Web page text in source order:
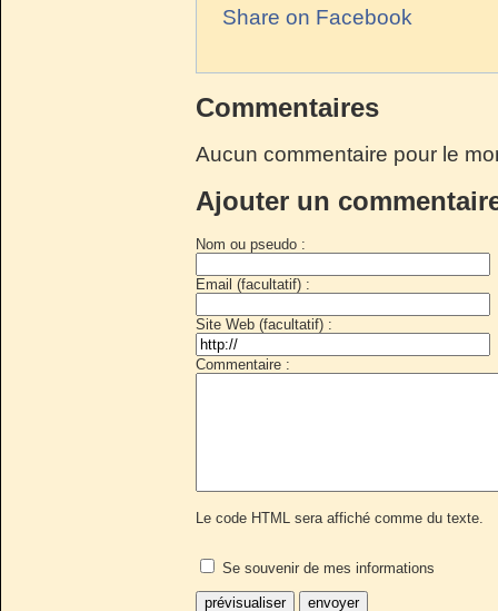
Share on Facebook
Commentaires
Aucun commentaire pour le
Ajouter un
Nom ou pseudo :
Email (facultatif) :
Site Web (facultatif) :
Commentaire :
Le code HTML sera affiché comme du texte.
Se souvenir de mes informations